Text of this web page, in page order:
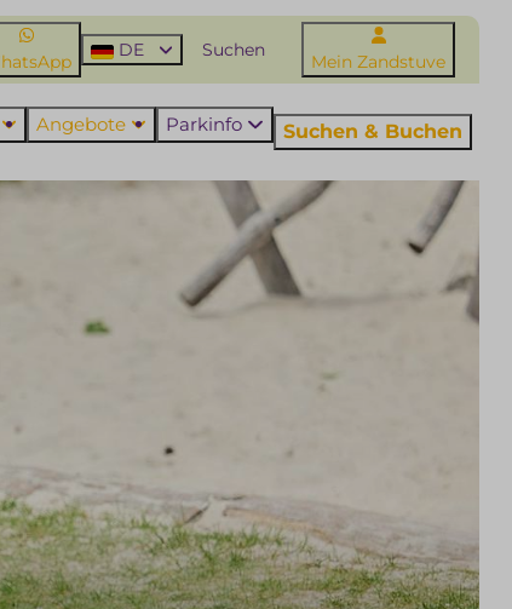
DE
Mein Zandstuve
Angebote Parkinfo Suchen & Buchen